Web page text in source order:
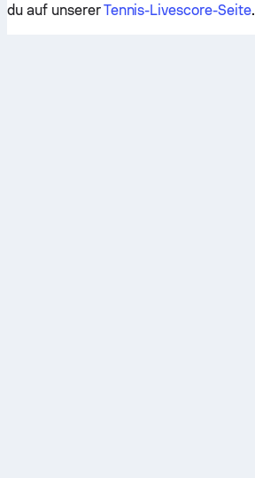
du auf unsererTennis-Livescore-Seite.